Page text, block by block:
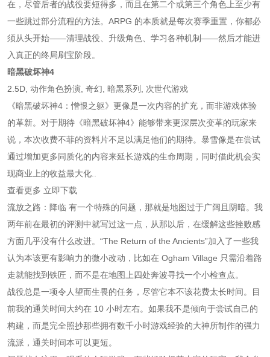
在，尽管后者的战役要短得多，而且在第二个或第三个角色上至少有
一些跳过部分流程的方法。ARPG 的本质就是每次赛季重置，你都必
须从头开始——清理战役、升级角色、学习各种机制——然后才能进
入真正的终局刷宝阶段。
暗黑破坏神4
2.5D, 动作角色扮演, 奇幻, 暗黑系列, 次世代游戏
《暗黑破坏神4：憎恨之躯》更像是一次内容的扩充，而非游戏体验
的革新。对于期待《暗黑破坏神4》能够带来更深层次变革的玩家来
说，本次收费不菲的资料片不足以满足他们的期待。暴雪像是在尝试
通过增加更多同质化的内容来延长游戏的生命周期，同时借此机会实
现商业上的收益最大化..
查看更多 立即下载
流放之路：降临 有一个特殊的问题，那就是地图过于广阔且阴暗。我
两年前在最初的评测中就写过这一点，从那以后，在缓解这些挫败感
方面几乎没有什么改进。“The Return of the Ancients”加入了一些我
认为本该更有影响力的微小改动，比如在 Ogham Village 只需沿着路
走就能找到铁匠，而不是在地图上四处奔波寻找一个小检查点。
战役总是一项令人望而生畏的任务，尽管它本不该花费太长时间。目
前我的通关时间大约在 10 小时左右。如果我不是倾向于尝试自己的
构建，而是完全照抄那些拥有数千小时游戏经验的大神所制作的强力
流派，通关时间本可以更短。